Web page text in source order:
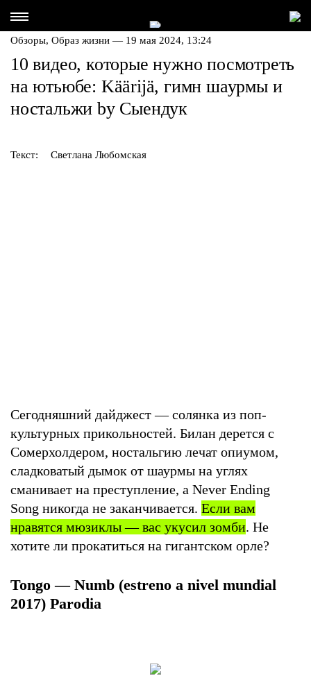
Обзоры, Образ жизни — 19 мая 2024, 13:24
10 видео, которые нужно посмотреть
на ютьюбе: Käärijä, гимн шаурмы и
ностальжи by Сыендук
Текст: Светлана Любомская
Сегодняшний дайджест — солянка из поп-
культурных прикольностей. Билан дерется с
Сомерхолдером, ностальгию лечат опиумом,
сладковатый дымок от шаурмы на углях
сманивает на преступление, а Never Ending
Song никогда не заканчивается. Если вам
нравятся мюзиклы — вас укусил зомби. Не
хотите ли прокатиться на гигантском орле?
Tongo — Numb (estreno a nivel mundial
2017) Parodia